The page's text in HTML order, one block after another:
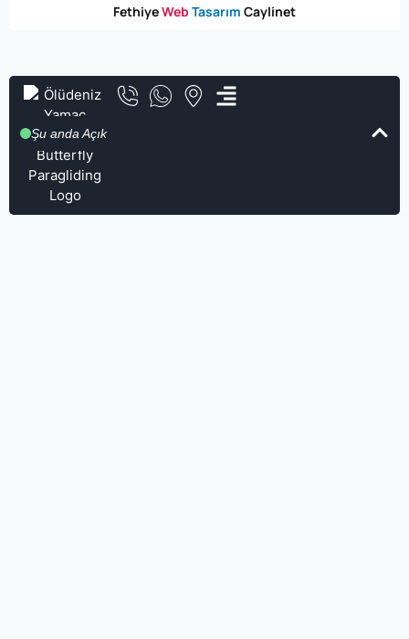
FethiyeWeb Tasarım Caylinet
Şu anda Açık